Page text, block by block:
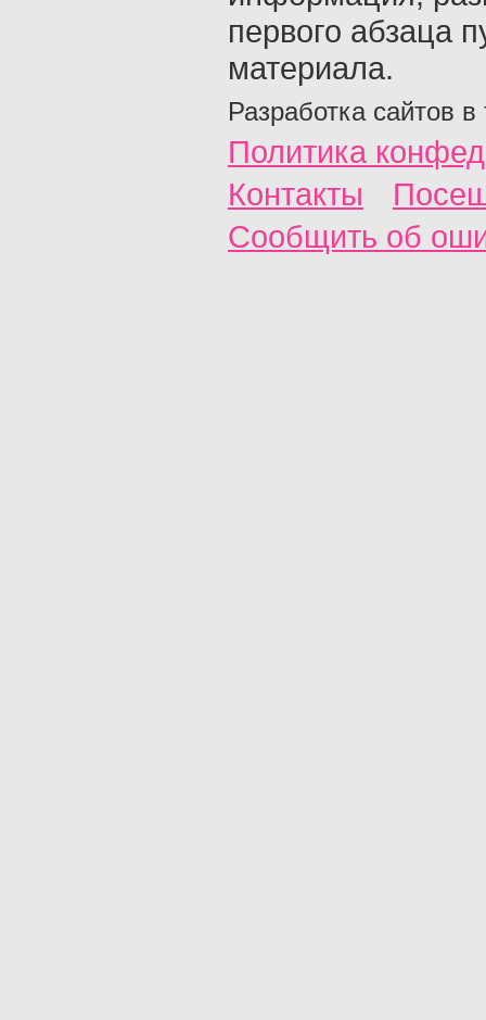
первого абзаца
материала.
Разработка сайтов в
Политика
Контакты
Сообщить об